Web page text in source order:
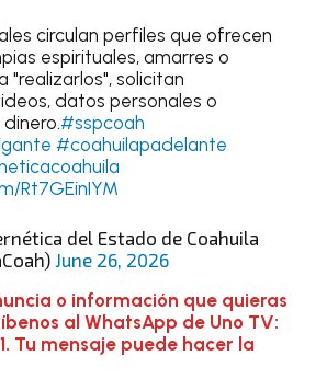
circulan perfiles que ofrecen
espirituales, amarres o
"realizarlos", solicitan
datos personales o
#sspcoah
#coahuilapadelante
Rt7GEinIYM
del Estado de Coahuila
June 26, 2026
o información que quieras
al WhatsApp de Uno TV:
Tu mensaje puede hacer la